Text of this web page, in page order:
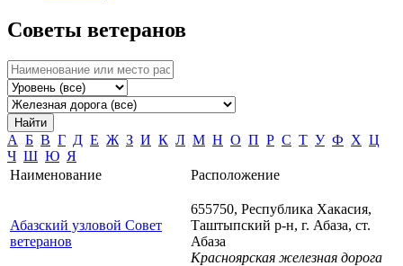
Советы ветеранов
Найти
А Б В Г Д Е Ж З И К Л М Н О П Р С Т У Ф Х Ц
Ч Ш Ю Я
Наименование
Расположение
Абазский узловой Совет
ветеранов
655750, Республика Хакасия,
Таштыпский р-н, г. Абаза, ст.
Абаза
Красноярская железная дорога